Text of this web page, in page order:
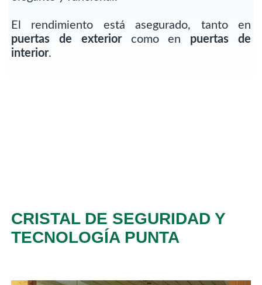
El rendimiento está asegurado, tanto en
puertas de exteriorcomo en puertas de
interior.
CRISTAL DE SEGURIDAD Y
TECNOLOGÍA PUNTA